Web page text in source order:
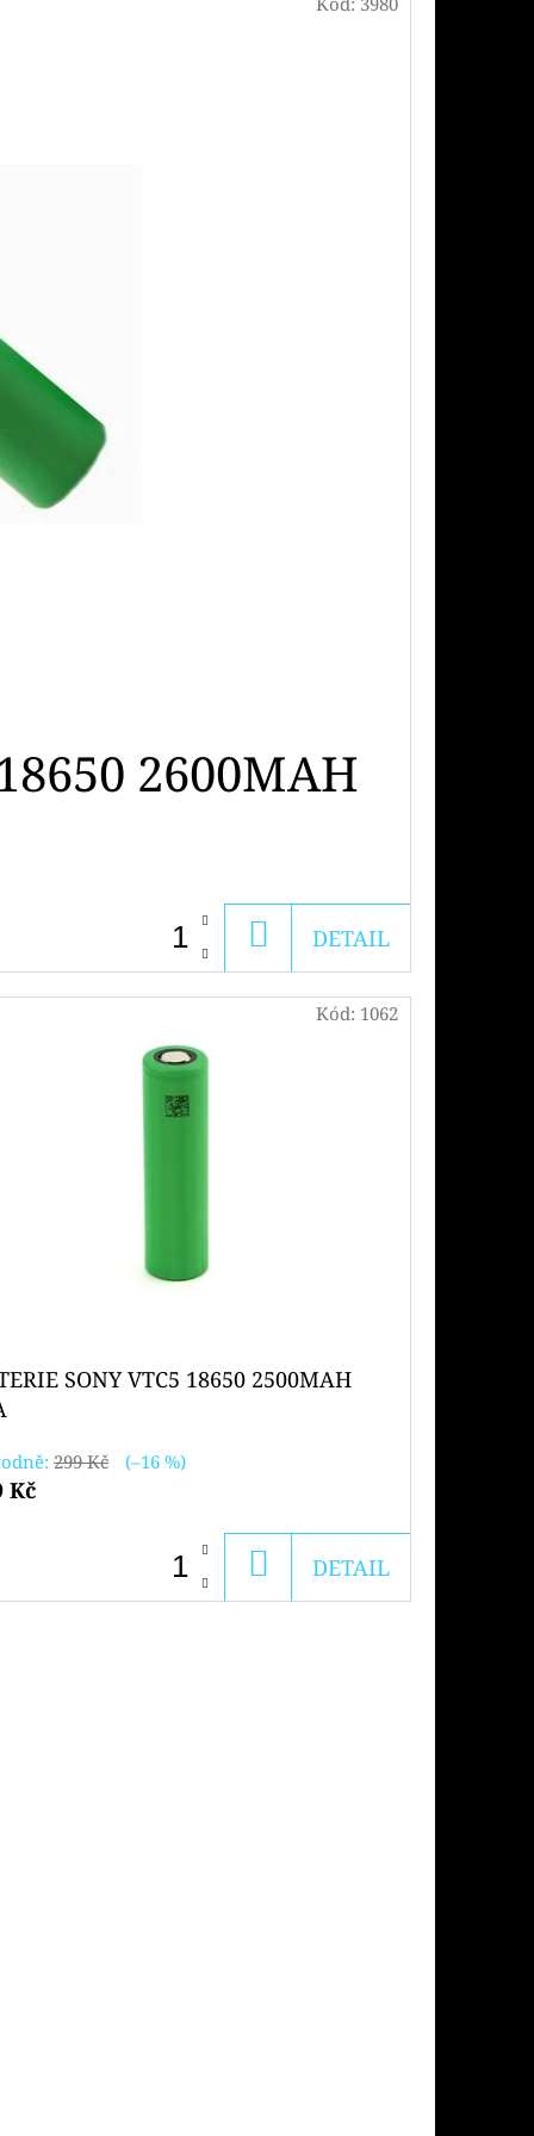
2600MAH
KOŠÍKU
DETAIL
SONY VTC5 18650 2500MAH
299 Kč (–16 %)
Kč
KOŠÍKU
DETAIL
Kód: 1062